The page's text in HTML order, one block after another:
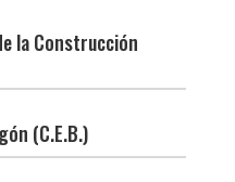
la Construcción
(C.E.B.)